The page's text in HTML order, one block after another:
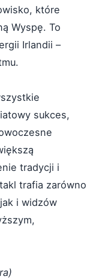
które
Wyspę. To
Irlandii –
sukces,
tradycji i
trafia zarówno
i widzów